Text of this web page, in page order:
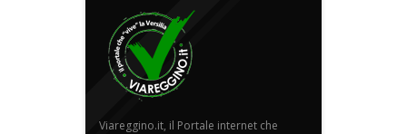
Viareggino.it, il Portale internet che